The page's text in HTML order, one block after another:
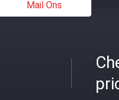
Mail Ons